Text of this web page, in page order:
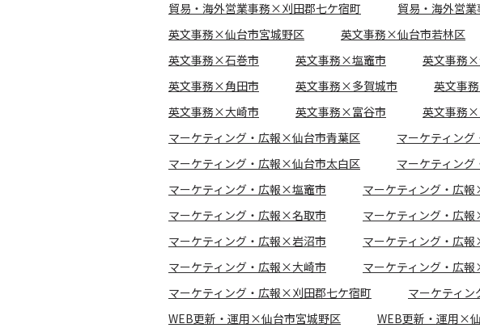
貿易・海外営業事務×刈田郡七ケ宿町
貿易・海外営
英文事務×仙台市宮城野区
英文事務×仙台市若林区
英文事務×石巻市
英文事務×塩竈市 英文事務
英文事務×角田市
英文事務×多賀城市 英文事
英文事務×大崎市
英文事務×富谷市 英文事務×
マーケティング・広報×仙台市青葉区
マーケティン
マーケティング・広報×仙台市太白区
マーケティン
マーケティング・広報×塩竈市
マーケティング・広
マーケティング・広報×名取市
マーケティング・広
マーケティング・広報×岩沼市
マーケティング・広
マーケティング・広報×大崎市
マーケティング・広
マーケティング・広報×刈田郡七ケ宿町
マーケティ
WEB更新・運用×仙台市宮城野区
WEB更新・運用×